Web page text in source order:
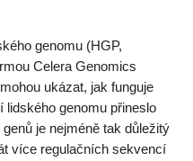
genomu (HGP,
Celera Genomics
ukázat, jak funguje
lidského genomu přineslo
je nejméně tak důležitý
více regulačních sekvencí